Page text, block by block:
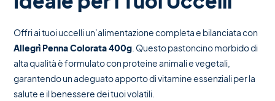
Offri ai tuoi uccelli un’alimentazione completa e bilanciata con
Allegrì Penna Colorata 400g . Questo pastoncino morbido di
alta qualità è formulato con proteine animali e vegetali,
garantendo un adeguato apporto di vitamine essenziali per la
salute e il benessere dei tuoi volatili.